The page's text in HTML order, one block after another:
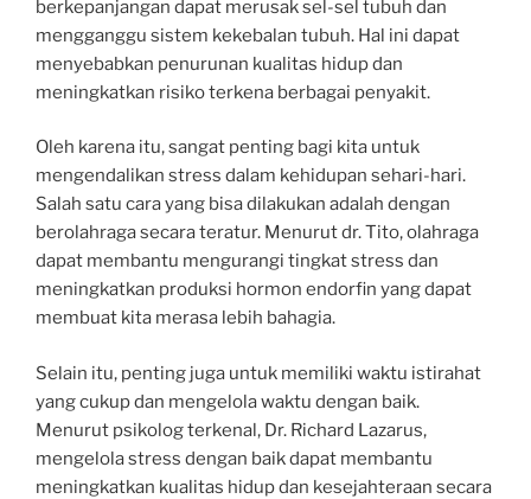
berkepanjangan dapat merusak sel-sel tubuh dan
mengganggu sistem kekebalan tubuh. Hal ini dapat
menyebabkan penurunan kualitas hidup dan
meningkatkan risiko terkena berbagai penyakit.
Oleh karena itu, sangat penting bagi kita untuk
mengendalikan stress dalam kehidupan sehari-hari.
Salah satu cara yang bisa dilakukan adalah dengan
berolahraga secara teratur. Menurut dr. Tito, olahraga
dapat membantu mengurangi tingkat stress dan
meningkatkan produksi hormon endorfin yang dapat
membuat kita merasa lebih bahagia.
Selain itu, penting juga untuk memiliki waktu istirahat
yang cukup dan mengelola waktu dengan baik.
Menurut psikolog terkenal, Dr. Richard Lazarus,
mengelola stress dengan baik dapat membantu
meningkatkan kualitas hidup dan kesejahteraan secara